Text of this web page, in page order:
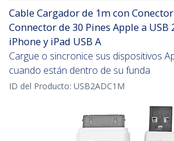
Cable Cargador de 1m con
Connector de 30 Pines Apple a USB
iPhone y iPad USB A
Cargue o sincronice sus dispositivos
cuando están dentro de su funda
ID del Producto: USB2ADC1M